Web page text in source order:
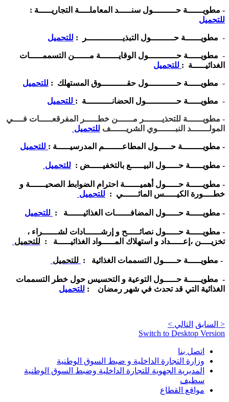
- مطويــــــة حـــــــــول سنـــــد المعاملــــة التجاريـــــة :
للتحميل
- مطويــــــة حـــــــــول التبذيــــــــــــــر : للتحميل
- مطويـــــة حـــــــــــول الوقايـــــــة مــــــن التسممـــــات
الغدائيـــــة : للتحميل
- مطويـــــة حـــــــــــول حقــــــــــوق المستهلك : للتحميل
- مطويـــــة حــــــــــــول الحضانــــــــــة : للتحميل
- مطويــــــة للتحذيـــــــر مــــــن خطـــــر المفرقعـــــات فــــي
المولـــــــد النبـــــــوي الشريــــــف للتحميل
- مطويــــــــة حـــــول المطاعـــــــم المدرسيـــــة : للتحميل
- مطويـــــة حـــــول البيـــــع بالتخفيـــــض : للتحميل
- مطويـــــة حـــــول أهميــــــة احترام الضوابط الصحيــــــة و
خطــــورة الكيـــــس المائــــــي : للتحميل
- مطويـــــة حـــــول المضافــــــات الغذائيــــــة : للتحميل
- مطويـــــة حـــــول نصائـــــح و إرشــــــادات لشــــــراء ،
تخزيــــن ،إعـــــداد و استهلاك المـــــواد الغذائيـــــة : للتحميل
- مطويـــــة حـــــول التسممات الغذائية : للتحميل
- مطويـــــة حـــــول التوعية و التحسيس حول خطر التسممات
الغذائية التي قد تحدث في شهر رمضان : للتحميل
< السابق التالي >
Switch to Desktop Version
اتصل بنا
وزارة التجارة الداخلية و ضبط السوق الوطنية
المديرية الجهوية للتجارة الداخلية وضبط السوق الوطنية
سطيف
مواقع القطاع